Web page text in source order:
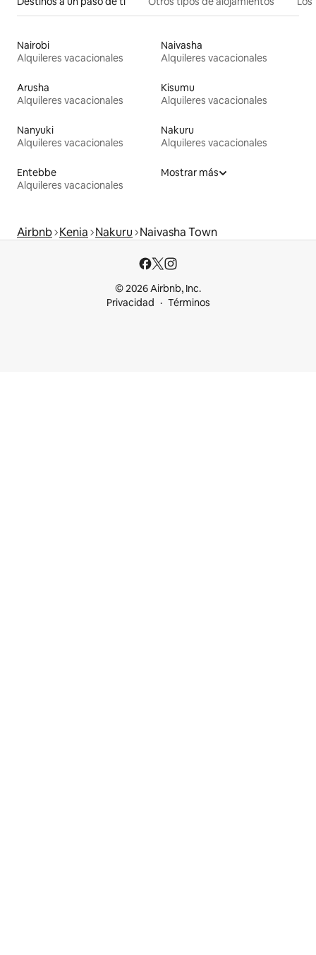
Nairobi
Alquileres vacacionales
Naivasha
Alquileres vacacionales
Arusha
Alquileres vacacionales
Kisumu
Alquileres vacacionales
Nanyuki
Alquileres vacacionales
Nakuru
Alquileres vacacionales
Entebbe
Alquileres vacacionales
Mostrar más
Airbnb Kenia Nakuru Naivasha Town
© 2026 Airbnb, Inc.
Privacidad
Términos